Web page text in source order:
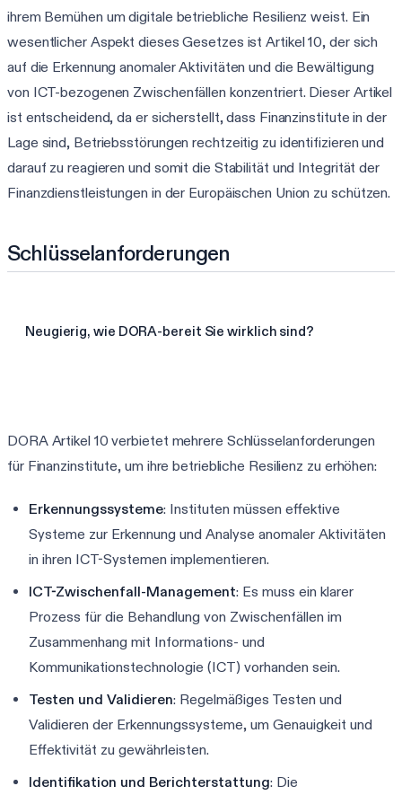
ihrem Bemühen um digitale betriebliche Resilienz weist. Ein
wesentlicher Aspekt dieses Gesetzes ist Artikel 10, der sich
auf die Erkennung anomaler Aktivitäten und die Bewältigung
von ICT-bezogenen Zwischenfällen konzentriert. Dieser Artikel
ist entscheidend, da er sicherstellt, dass Finanzinstitute in der
Lage sind, Betriebsstörungen rechtzeitig zu identifizieren und
darauf zu reagieren und somit die Stabilität und Integrität der
Finanzdienstleistungen in der Europäischen Union zu schützen.
Schlüsselanforderungen
Neugierig, wie DORA-bereit Sie wirklich sind?
DORA Artikel 10 verbietet mehrere Schlüsselanforderungen
für Finanzinstitute, um ihre betriebliche Resilienz zu erhöhen:
Erkennungssysteme: Instituten müssen effektive
Systeme zur Erkennung und Analyse anomaler Aktivitäten
in ihren ICT-Systemen implementieren.
ICT-Zwischenfall-Management: Es muss ein klarer
Prozess für die Behandlung von Zwischenfällen im
Zusammenhang mit Informations- und
Kommunikationstechnologie (ICT) vorhanden sein.
Testen und Validieren: Regelmäßiges Testen und
Validieren der Erkennungssysteme, um Genauigkeit und
Effektivität zu gewährleisten.
Identifikation und Berichterstattung: Die